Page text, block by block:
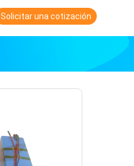
Solicitar una cotización